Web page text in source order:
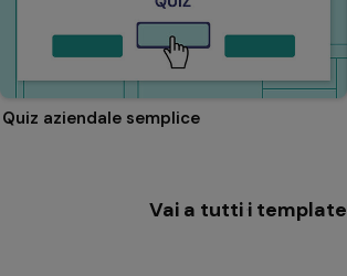
Quiz aziendale semplice
Vai a tutti i template